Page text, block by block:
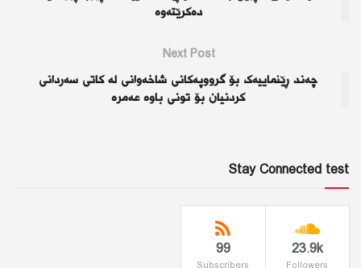
دەکرێتەوە
Next Post
چەند ڕێنماییەک بۆ گرووپەکانی شاخەوانی لە کاتی سەردانی
کردنیان بۆ تونی باوە عەمرە
Stay Connected test
23.9k
99